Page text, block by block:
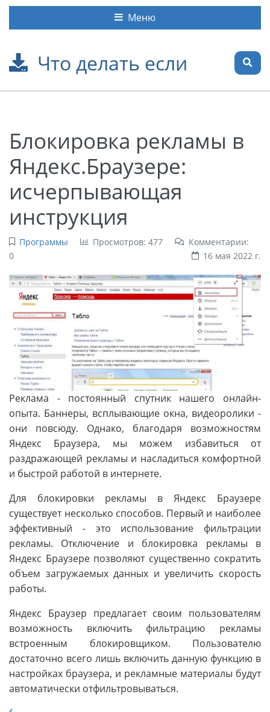
Что делать если
Меню
Блокировка рекламы в
Яндекс.Браузере:
исчерпывающая
инструкция
Программы Просмотров: 477
Комментарии:
0
16 мая 2022 г.
Реклама - постоянный спутник нашего онлайн-
опыта. Баннеры, всплывающие окна, видеоролики -
они повсюду. Однако, благодаря возможностям
Яндекс Браузера, мы можем избавиться от
раздражающей рекламы и насладиться комфортной
и быстрой работой в интернете.
Для блокировки рекламы в Яндекс Браузере
существует несколько способов. Первый и наиболее
эффективный - это использование фильтрации
рекламы. Отключение и блокировка рекламы в
Яндекс Браузере позволяют существенно сократить
объем загружаемых данных и увеличить скорость
работы.
Яндекс Браузер предлагает своим пользователям
возможность включить фильтрацию рекламы
встроенным блокировщиком. Пользователю
достаточно всего лишь включить данную функцию в
настройках браузера, и рекламные материалы будут
автоматически отфильтровываться.